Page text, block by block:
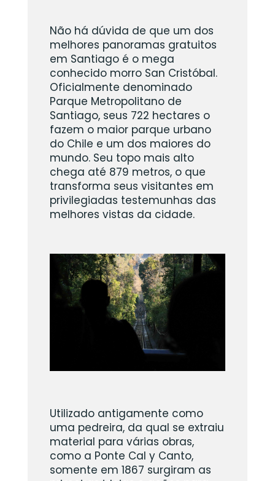
Não há dúvida de que um dos
melhores panoramas gratuitos
em Santiago é o mega
conhecido morro San Cristóbal.
Oficialmente denominado
Parque Metropolitano de
Santiago, seus 722 hectares o
fazem o maior parque urbano
do Chile e um dos maiores do
mundo. Seu topo mais alto
chega até 879 metros, o que
transforma seus visitantes em
privilegiadas testemunhas das
melhores vistas da cidade.
Utilizado antigamente como
uma pedreira, da qual se extraiu
material para várias obras,
como a Ponte Cal y Canto,
somente em 1867 surgiram as